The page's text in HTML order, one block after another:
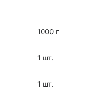
1000 г
1 шт.
1 шт.